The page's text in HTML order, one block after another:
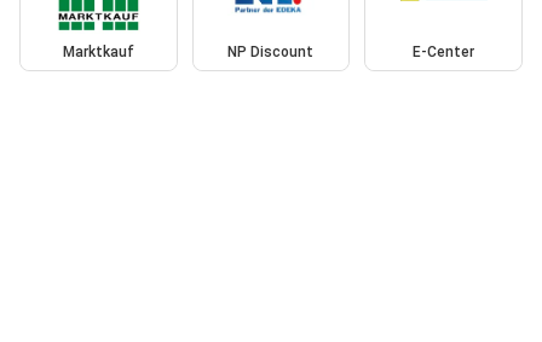
Marktkauf NP Discount E-Center